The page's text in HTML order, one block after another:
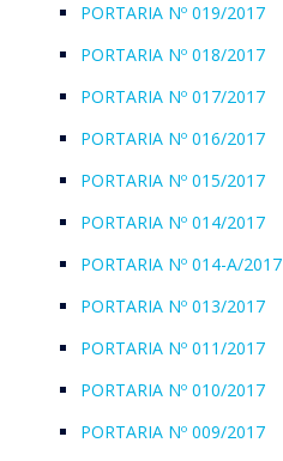
PORTARIA Nº 019/2017
PORTARIA Nº 018/2017
PORTARIA Nº 017/2017
PORTARIA Nº 016/2017
PORTARIA Nº 015/2017
PORTARIA Nº 014/2017
PORTARIA Nº 014-A/2017
PORTARIA Nº 013/2017
PORTARIA Nº 011/2017
PORTARIA Nº 010/2017
PORTARIA Nº 009/2017